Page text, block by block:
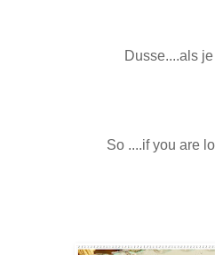
Dusse....als
So ....if you are